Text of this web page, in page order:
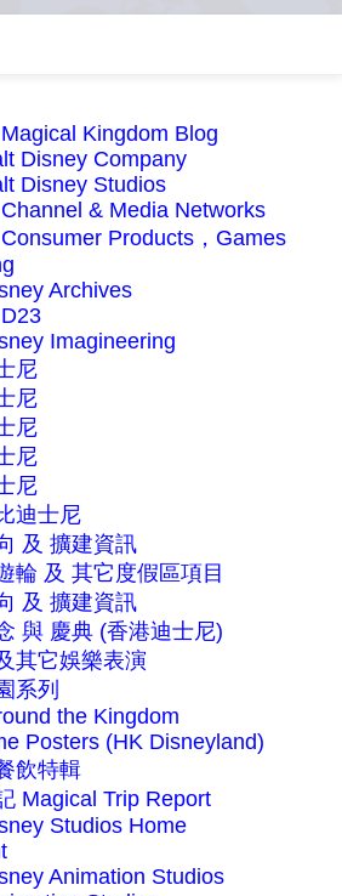
Kingdom Blog
Disney Company
Disney Studios
& Media Networks
Products，Games
Archives
Imagineering
尼
尼
尼
尼
尼
迪士尼
及 擴建資訊
輪 及 其它度假區項目
及 擴建資訊
與 慶典 (香港迪士尼)
其它娛樂表演
系列
the Kingdom
Posters (HK Disneyland)
飲特輯
Magical Trip Report
Studios Home
Animation Studios